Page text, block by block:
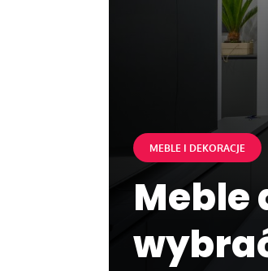
MEBLE I DEKORACJE
Meble